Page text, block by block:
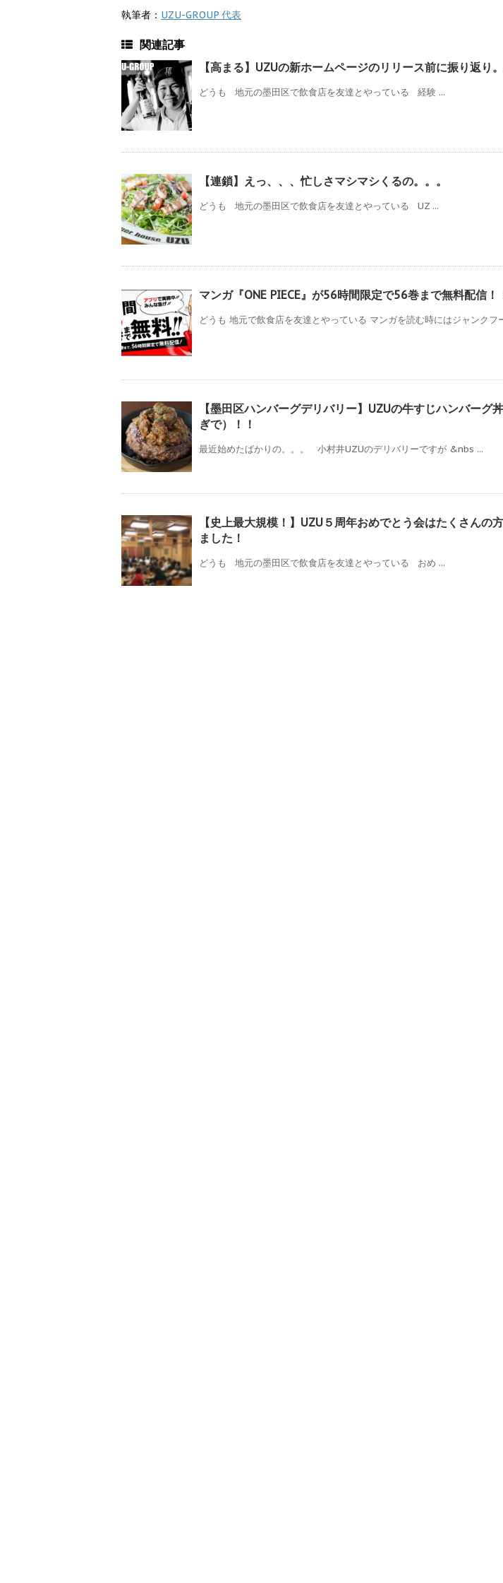
執筆者： UZU-GROUP 代表
関連記事
【高まる】UZUの新ホームページのリリース前に振り返り。
どうも 地元の墨田区で飲食店を友達とやっている 経験 ...
【連鎖】えっ、、、忙しさマシマシくるの。。。
どうも 地元の墨田区で飲食店を友達とやっている UZ ...
マンガ『ONE PIECE』が56時間限定で56巻まで無料配信！
どうも 地元で飲食店を友達とやっている マンガを読む時にはジャンクフ
【墨田区ハンバーグデリバリー】UZUの牛すじハンバーグ
ぎで）！！
最近始めたばかりの。。。 小村井UZUのデリバリーですが &nbs ...
【史上最大規模！】UZU５周年おめでとう会はたくさんの
ました！
どうも 地元の墨田区で飲食店を友達とやっている おめ ...